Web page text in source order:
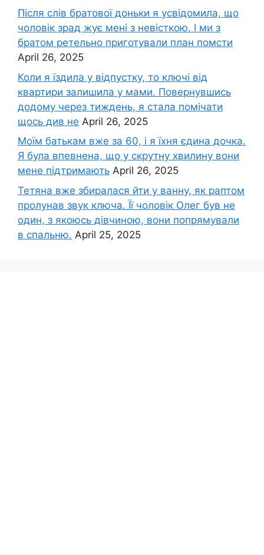
Після слів братової доньки я усвідомила, що
чоловік зpад жує мені з невісткою. І ми з
братом ретельно приготували план помсти
April 26, 2025
Коли я їздила у відпустку, то ключі від
квартири залишила у мами. Повернувшись
додому через тиждень, я стала помічати
щось див не April 26, 2025
Моїм батькам вже за 60, і я їхня єдина дочка.
Я була впевнена, що у скрутну хвилину вони
мене підтримають April 26, 2025
Тетяна вже збиралася йти у ванну, як раптом
пролунав звук ключа. Її чоловік Олег був не
один, з якоюсь дівчиною, вони попрямували
в спальню. April 25, 2025